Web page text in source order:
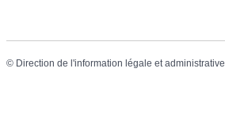
© Direction de l'information légale et administrative